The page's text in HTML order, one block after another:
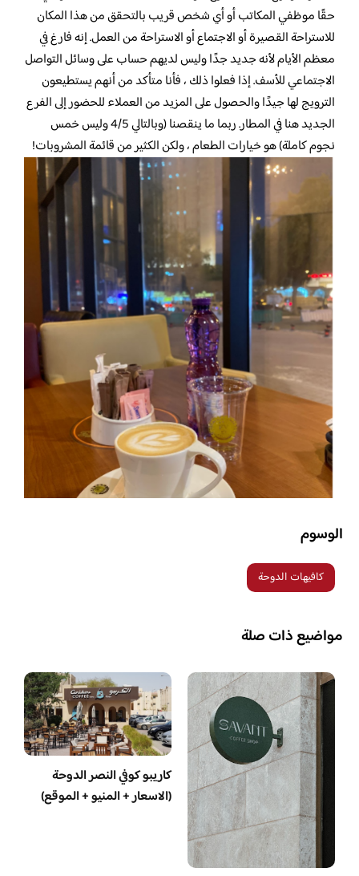
حقًا موظفي المكاتب أو أي شخص قريب بالتحقق من هذا المكان
للاستراحة القصيرة أو الاجتماع أو الاستراحة من العمل. إنه فارغ في
معظم الأيام لأنه جديد جدًا وليس لديهم حساب على وسائل التواصل
الاجتماعي للأسف. إذا فعلوا ذلك ، فأنا متأكد من أنهم يستطيعون
الترويج لها جيدًا والحصول على المزيد من العملاء للحضور إلى الفرع
الجديد هنا في المطار. ربما ما ينقصنا (وبالتالي 4/5 وليس خمس
نجوم كاملة) هو خيارات الطعام ، ولكن الكثير من قائمة المشروبات!
الوسوم
كافيهات الدوحة
مواضيع ذات صلة
كاريبو كوفي النصر الدوحة
(الاسعار + المنيو + الموقع)